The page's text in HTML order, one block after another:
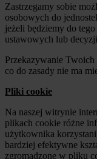
Zastrzegamy sobie
osobowych do
jeżeli będziemy do
ustawowych lub
Przekazywanie
co do zasady nie ma
Pliki cookie
Na naszej witrynie
plikach cookie różne
użytkownika
bardziej efektywne
zgromadzone w pliku